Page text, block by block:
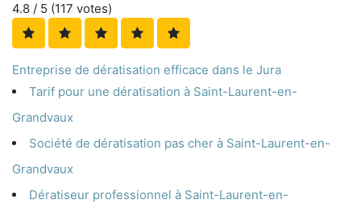
4.8 / 5 (117 votes)
Entreprise de dératisation efficace dans le Jura
Tarif pour une dératisation à Saint-Laurent-en-
Grandvaux
Société de dératisation pas cher à Saint-Laurent-en-
Grandvaux
Dératiseur professionnel à Saint-Laurent-en-